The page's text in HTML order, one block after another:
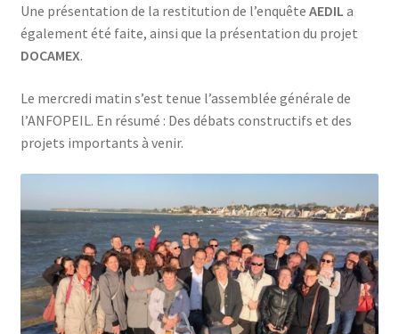
Une présentation de la restitution de l’enquête AEDIL a
également été faite, ainsi que la présentation du projet
DOCAMEX.
Le mercredi matin s’est tenue l’assemblée générale de
l’ANFOPEIL. En résumé : Des débats constructifs et des
projets importants à venir.